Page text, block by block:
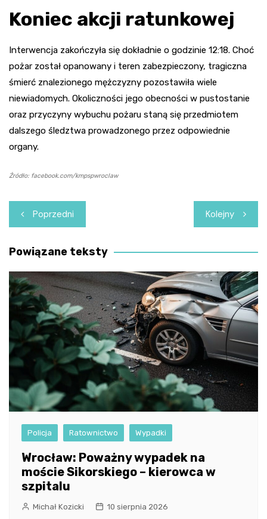
Koniec akcji ratunkowej
Interwencja zakończyła się dokładnie o godzinie 12:18. Choć
pożar został opanowany i teren zabezpieczony, tragiczna
śmierć znalezionego mężczyzny pozostawiła wiele
niewiadomych. Okoliczności jego obecności w pustostanie
oraz przyczyny wybuchu pożaru staną się przedmiotem
dalszego śledztwa prowadzonego przez odpowiednie
organy.
Źródło: facebook.com/kmpspwroclaw
Nawigacja
wpisu
Poprzedni Kolejny
Powiązane teksty
Policja Ratownictwo Wypadki
Wrocław: Poważny wypadek na
moście Sikorskiego – kierowca w
szpitalu
Michał Kozicki 10 sierpnia 2026